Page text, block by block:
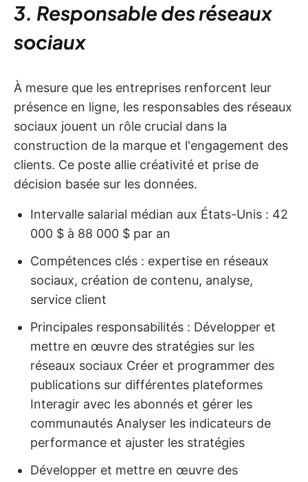
3. Responsable des réseaux
sociaux
À mesure que les entreprises renforcent leur
présence en ligne, les responsables des réseaux
sociaux jouent un rôle crucial dans la
construction de la marque et l'engagement des
clients. Ce poste allie créativité et prise de
décision basée sur les données.
Intervalle salarial médian aux États-Unis : 42
000 $ à 88 000 $ par an
Compétences clés : expertise en réseaux
sociaux, création de contenu, analyse,
service client
Principales responsabilités : Développer et
mettre en œuvre des stratégies sur les
réseaux sociaux Créer et programmer des
publications sur différentes plateformes
Interagir avec les abonnés et gérer les
communautés Analyser les indicateurs de
performance et ajuster les stratégies
Développer et mettre en œuvre des